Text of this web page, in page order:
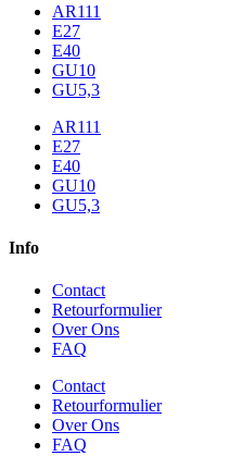
AR111
E27
E40
GU10
GU5,3
AR111
E27
E40
GU10
GU5,3
Info
Contact
Retourformulier
Over Ons
FAQ
Contact
Retourformulier
Over Ons
FAQ